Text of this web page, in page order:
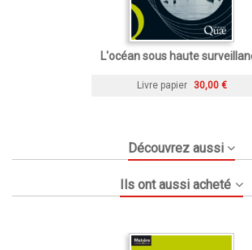
L'océan sous haute
Livre papier 30,00 €
Découvrez aussi
Ils ont aussi acheté